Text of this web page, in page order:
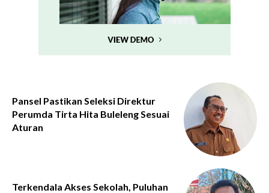
Pansel Pastikan Seleksi Direktur
Perumda Tirta Hita Buleleng Sesuai
Aturan
Terkendala Akses Sekolah, Puluhan